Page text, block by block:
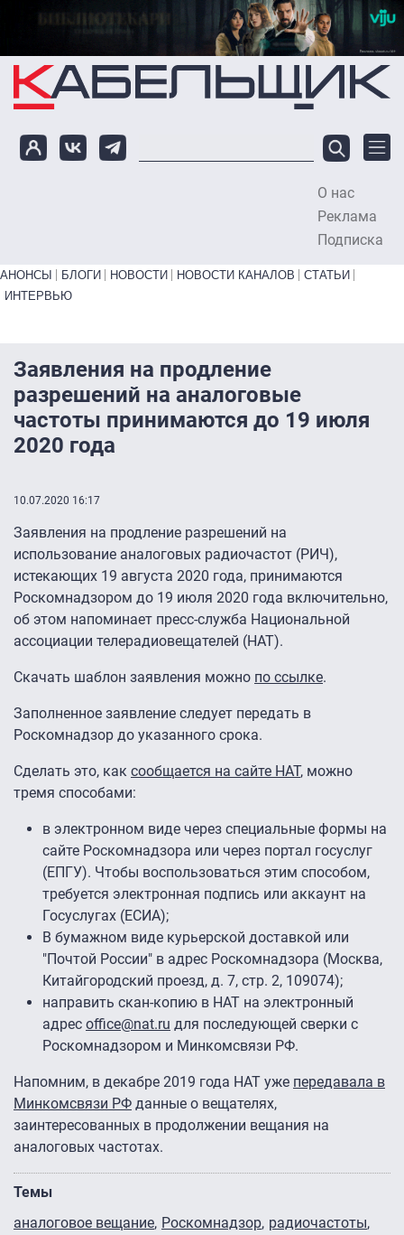
Перейти к основному содержанию
О нас
Реклама
Подписка
Primary links bottom
АНОНСЫ БЛОГИ НОВОСТИ НОВОСТИ КАНАЛОВ
СТАТЬИ
ИНТЕРВЬЮ
Заявления на продление
разрешений на аналоговые
частоты принимаются до 19 июля
2020 года
10.07.2020 16:17
Заявления на продление разрешений на
использование аналоговых радиочастот (РИЧ),
истекающих 19 августа 2020 года, принимаются
Роскомнадзором до 19 июля 2020 года включительно,
об этом напоминает пресс-служба Национальной
ассоциации телерадиовещателей (НАТ).
Скачать шаблон заявления можно по ссылке.
Заполненное заявление следует передать в
Роскомнадзор до указанного срока.
Сделать это, как сообщается на сайте НАТ, можно
тремя способами:
в электронном виде через специальные формы на
сайте Роскомнадзора или через портал госуслуг
(ЕПГУ). Чтобы воспользоваться этим способом,
требуется электронная подпись или аккаунт на
Госуслугах (ЕСИА);
В бумажном виде курьерской доставкой или
"Почтой России" в адрес Роскомнадзора (Москва,
Китайгородский проезд, д. 7, стр. 2, 109074);
направить скан-копию в НАТ на электронный
адрес office@nat.ru для последующей сверки с
Роскомнадзором и Минкомсвязи РФ.
Напомним, в декабре 2019 года НАТ уже передавала в
Минкомсвязи РФ данные о вещателях,
заинтересованных в продолжении вещания на
аналоговых частотах.
Темы
аналоговое вещание Роскомнадзор радиочастоты